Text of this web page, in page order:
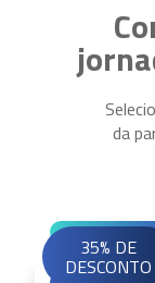
da
35% DE
DESCONTO